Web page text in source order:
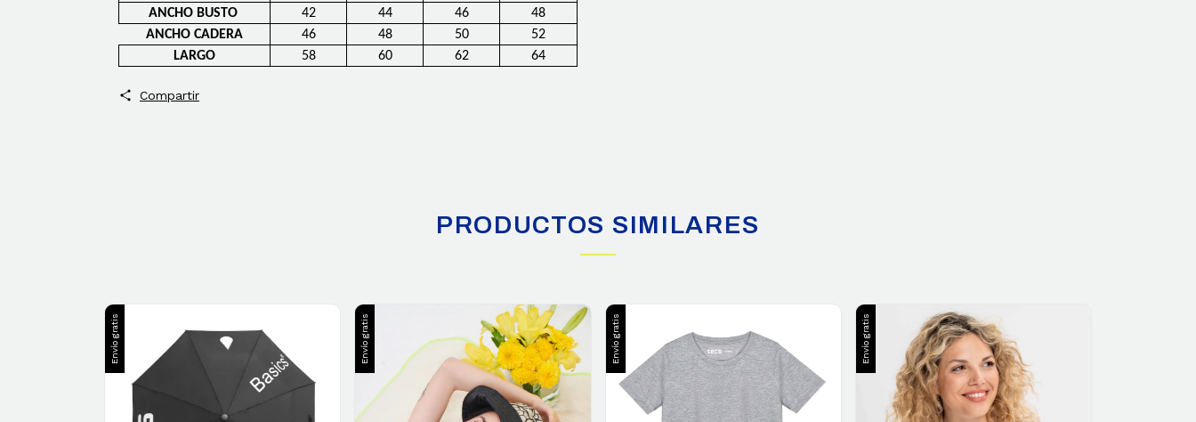
ANCHO BUSTO
42 44 46
48
ANCHO CADERA
46 48 50
52
LARGO
58 60 62 64
Compartir
PRODUCTOS SIMILARES
Envío gratis Envío gratis Envío gratis Envío gratis